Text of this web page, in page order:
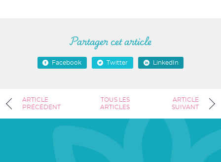
Partager cet article
Facebook Twitter LinkedIn
ARTICLE
PRÉCÉDENT
TOUS LES
ARTICLES
ARTICLE
SUIVANT